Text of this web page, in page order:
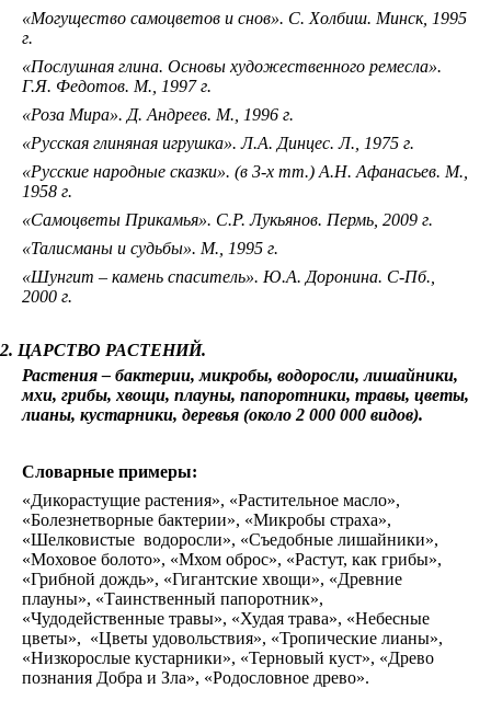
«Могущество самоцветов и снов». С. Холбиш. Минск, 1995
г.
«Послушная глина. Основы художественного ремесла».
Г.Я. Федотов. М., 1997 г.
«Роза Мира». Д. Андреев. М., 1996 г.
«Русская глиняная игрушка». Л.А. Динцес. Л., 1975 г.
«Русские народные сказки». (в 3-х тт.) А.Н. Афанасьев. М.,
1958 г.
«Самоцветы Прикамья». С.Р. Лукьянов. Пермь, 2009 г.
«Талисманы и судьбы». М., 1995 г.
«Шунгит – камень спаситель». Ю.А. Доронина. С-Пб.,
2000 г.
2. ЦАРСТВО РАСТЕНИЙ.
Растения – бактерии, микробы, водоросли, лишайники,
мхи, грибы, хвощи, плауны, папоротники, травы, цветы,
лианы, кустарники, деревья (около 2 000 000 видов).
Словарные примеры:
«Дикорастущие растения», «Растительное масло»,
«Болезнетворные бактерии», «Микробы страха»,
«Шелковистые водоросли», «Съедобные лишайники»,
«Моховое болото», «Мхом оброс», «Растут, как грибы»,
«Грибной дождь», «Гигантские хвощи», «Древние
плауны», «Таинственный папоротник»,
«Чудодейственные травы», «Худая трава», «Небесные
цветы», «Цветы удовольствия», «Тропические лианы»,
«Низкорослые кустарники», «Терновый куст», «Древо
познания Добра и Зла», «Родословное древо».